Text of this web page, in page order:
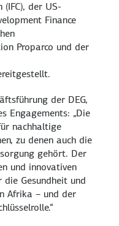
der US-
Finance
Proparco und der
der DEG,
Engagements: „Die
nachhaltige
zu denen auch die
gehört. Der
und innovativen
Gesundheit und
Afrika – und der